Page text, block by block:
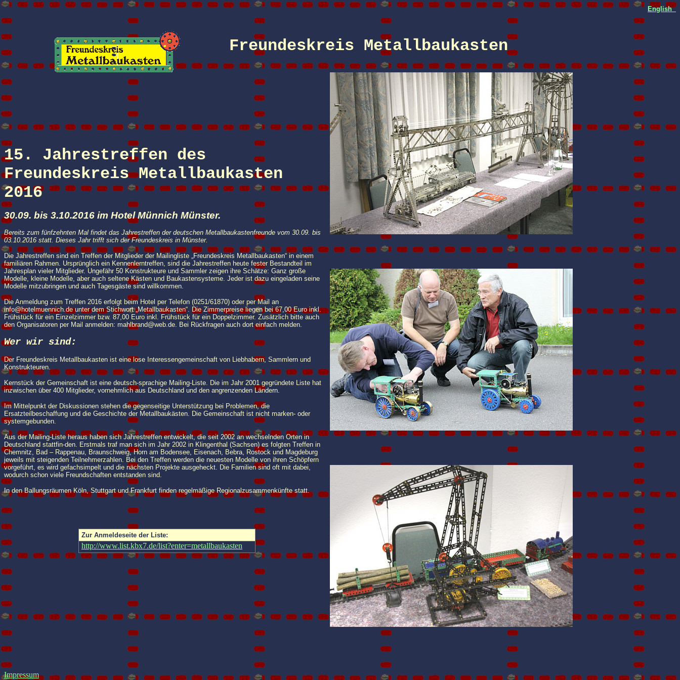
English
Freundeskreis Metallbaukasten
15. Jahrestreffen des
Freundeskreis Metallbaukasten
2016
30.09. bis 3.10.2016 im Hotel Münnich Münster.
Bereits zum fünfzehnten Mal findet das Jahrestreffen der deutschen Metallbaukastenfreunde vom 30.09. bis
03.10.2016 statt. Dieses Jahr trifft sich der Freundeskreis in Münster.
Die Jahrestreffen sind ein Treffen der Mitglieder der Mailingliste „Freundeskreis Metallbaukasten“ in einem
familiären Rahmen. Ursprünglich ein Kennenlerntreffen, sind die Jahrestreffen heute fester Bestandteil im
Jahresplan vieler Mitglieder. Ungefähr 50 Konstrukteure und Sammler zeigen ihre Schätze: Ganz große
Modelle, kleine Modelle, aber auch seltene Kästen und Baukastensysteme. Jeder ist dazu eingeladen seine
Modelle mitzubringen und auch Tagesgäste sind willkommen.
Die Anmeldung zum Treffen 2016 erfolgt beim Hotel per Telefon (0251/61870) oder per Mail an
info@hotelmuennich.de unter dem Stichwort „Metallbaukasten“. Die Zimmerpreise liegen bei 67,00 Euro inkl.
Frühstück für ein Einzelzimmer bzw. 87,00 Euro inkl. Frühstück für ein Doppelzimmer. Zusätzlich bitte auch
den Organisatoren per Mail anmelden: mahlbrand@web.de. Bei Rückfragen auch dort einfach melden.
Wer wir sind:
Der Freundeskreis Metallbaukasten ist eine lose Interessengemeinschaft von Liebhabern, Sammlern und
Konstrukteuren.
Kernstück der Gemeinschaft ist eine deutsch-sprachige Mailing-Liste. Die im Jahr 2001 gegründete Liste hat
inzwischen über 400 Mitglieder, vornehmlich aus Deutschland und den angrenzenden Ländern.
Im Mittelpunkt der Diskussionen stehen die gegenseitige Unterstützung bei Problemen, die
Ersatzteilbeschaffung und die Geschichte der Metallbaukästen. Die Gemeinschaft ist nicht marken- oder
systemgebunden.
Aus der Mailing-Liste heraus haben sich Jahrestreffen entwickelt, die seit 2002 an wechselnden Orten in
Deutschland stattfin-den. Erstmals traf man sich im Jahr 2002 in Klingenthal (Sachsen) es folgten Treffen in
Chemnitz, Bad – Rappenau, Braunschweig, Horn am Bodensee, Eisenach, Bebra, Rostock und Magdeburg
jeweils mit steigenden Teilnehmerzahlen. Bei den Treffen werden die neuesten Modelle von ihren Schöpfern
vorgeführt, es wird gefachsimpelt und die nächsten Projekte ausgeheckt. Die Familien sind oft mit dabei,
wodurch schon viele Freundschaften entstanden sind.
In den Ballungsräumen Köln, Stuttgart und Frankfurt finden regelmäßige Regionalzusammenkünfte statt.
Zur Anmeldeseite der Liste:
http://www.list.kbx7.de/list?enter=metallbaukasten
Impressum